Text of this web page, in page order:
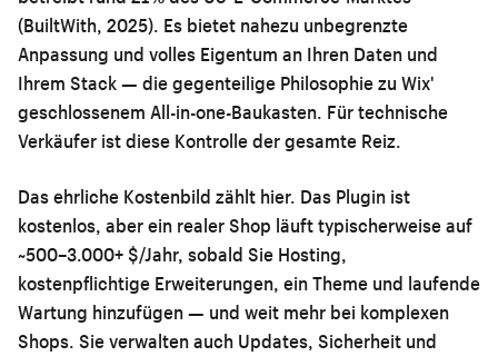
(BuiltWith, 2025). Es bietet nahezu unbegrenzte
Anpassung und volles Eigentum an Ihren Daten und
Ihrem Stack — die gegenteilige Philosophie zu Wix'
geschlossenem All-in-one-Baukasten. Für technische
Verkäufer ist diese Kontrolle der gesamte Reiz.
Das ehrliche Kostenbild zählt hier. Das Plugin ist
kostenlos, aber ein realer Shop läuft typischerweise auf
~500–3.000+ $/Jahr, sobald Sie Hosting,
kostenpflichtige Erweiterungen, ein Theme und laufende
Wartung hinzufügen — und weit mehr bei komplexen
Shops. Sie verwalten auch Updates, Sicherheit und